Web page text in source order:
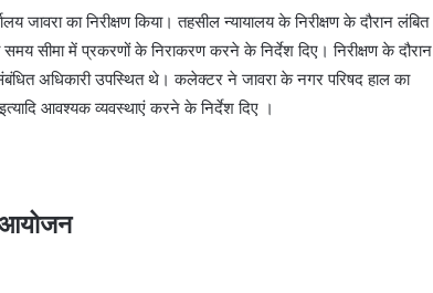
का निरीक्षण किया। तहसील न्यायालय के निरीक्षण के दौरान लंबित
सीमा में प्रकरणों के निराकरण करने के निर्देश दिए। निरीक्षण के दौरान
अधिकारी उपस्थित थे। कलेक्टर ने जावरा के नगर परिषद हाल का
आवश्यक व्यवस्थाएं करने के निर्देश दिए ।